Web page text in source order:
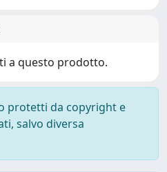
a questo prodotto.
protetti da copyright e
salvo diversa